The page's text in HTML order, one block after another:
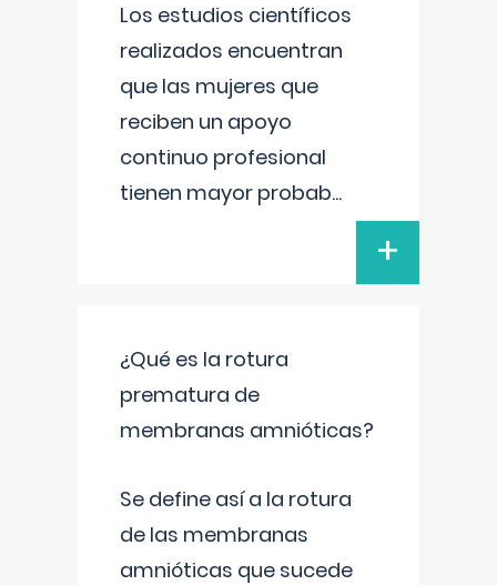
Los estudios científicos
realizados encuentran
que las mujeres que
reciben un apoyo
continuo profesional
tienen mayor probab...
+
¿Qué es la rotura
prematura de
membranas amnióticas?
Se define así a la rotura
de las membranas
amnióticas que sucede